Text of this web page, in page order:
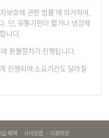
보호에 관한 법률'에 의거하여,
. 단, 유통기한이 짧거나 냉장제
니다.
환불절차가 진행됩니다.
진행되며 소요기간도 달라질
십 혜택 사이트맵
이용약관